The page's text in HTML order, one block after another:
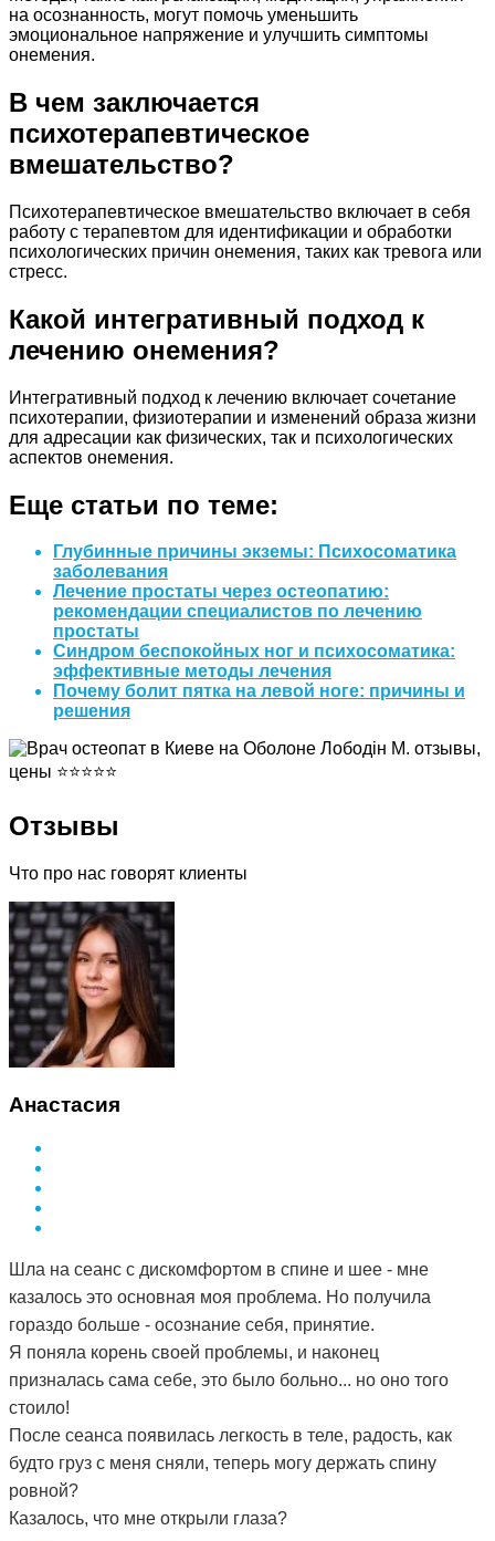
на осознанность, могут помочь уменьшить
эмоциональное напряжение и улучшить симптомы
онемения.
В чем заключается
психотерапевтическое
вмешательство?
Психотерапевтическое вмешательство включает в себя
работу с терапевтом для идентификации и обработки
психологических причин онемения, таких как тревога или
стресс.
Какой интегративный подход к
лечению онемения?
Интегративный подход к лечению включает сочетание
психотерапии, физиотерапии и изменений образа жизни
для адресации как физических, так и психологических
аспектов онемения.
Еще статьи по теме:
Глубинные причины экземы: Психосоматика
заболевания
Лечение простаты через остеопатию:
рекомендации специалистов по лечению
простаты
Синдром беспокойных ног и психосоматика:
эффективные методы лечения
Почему болит пятка на левой ноге: причины и
решения
Отзывы
Что про нас говорят клиенты
Анастасия
Шла на сеанс с дискомфортом в спине и шее - мне
казалось это основная моя проблема. Но получила
гораздо больше - осознание себя, принятие.
Я поняла корень своей проблемы, и наконец
призналась сама себе, это было больно... но оно того
стоило!
После сеанса появилась легкость в теле, радость, как
будто груз с меня сняли, теперь могу держать спину
ровной?
Казалось, что мне открыли глаза?